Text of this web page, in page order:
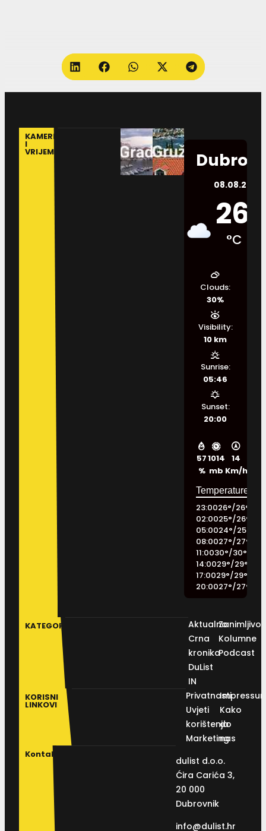
KAMERE
I
VRIJEME
08.08.2026.
26
°C
57
%
1014
mb
14
Km/h
Clouds:
30%
Visibility:
10 km
Sunrise:
05:46
Sunset:
20:00
23:0026°/26°
02:0025°/26°
05:0024°/25°
08:0027°/27°
11:0030°/30°
14:0029°/29°
17:0029°/29°
20:0027°/27°
KATEGORIJE
Aktualno
Crna
kronika
DuList
IN
Kolumne
Podcast
KORISNI
LINKOVI
Privatnosti
Uvjeti
korištenja
Marketing
Kako
do
nas
Kontakt
dulist d.o.o.
Ćira Carića 3,
20 000
Dubrovnik
info@dulist.hr